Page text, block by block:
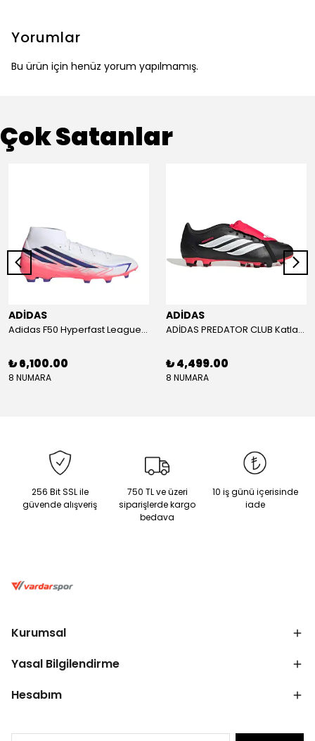
Yorumlar
Bu ürün için henüz yorum yapılmamış.
Çok Satanlar
ADİDAS
Adidas F50 Hyperfast League Mid Erkek Krampon (IH7090)
₺ 6,100.00
8 NUMARA
ADİDAS
ADİDAS PREDATOR CLUB Katlanır Dilli Çim Saha/Çoklu Zemin Kramponu JR3330
₺ 4,499.00
8 NUMARA
256 Bit SSL ile
güvende alışveriş
750 TL ve üzeri
siparişlerde kargo
bedava
10 iş günü içerisinde
iade
Kurumsal
Yasal Bilgilendirme
Hesabım